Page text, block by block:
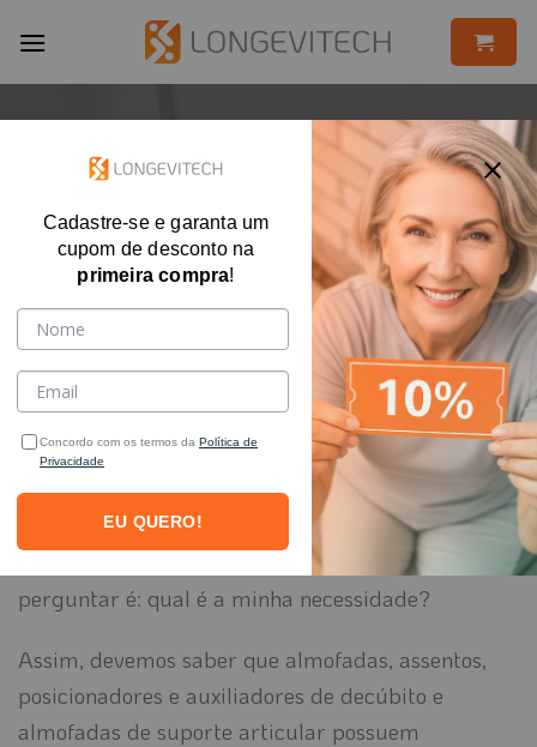
Tipos de Almofadas Ortopédicas: guia de
como escolher a almofada certa
Você sabe como escolher umaalmofada
? A primeira coisa que precisa se
perguntar é: qual é a minha necessidade?
Assim, devemos saber que almofadas, assentos,
posicionadores e auxiliadores de decúbito e
almofadas de suporte articular possuem
Cadastre-se e garanta um
cupom de desconto na
primeira compra!
Concordo com os termos da Política de
Privacidade
EU QUERO!